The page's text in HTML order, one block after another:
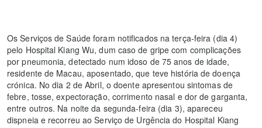
Os Serviços de Saúde foram notificados na terça-feira (dia 4)
pelo Hospital Kiang Wu, dum caso de gripe com complicações
por pneumonia, detectado num idoso de 75 anos de idade,
residente de Macau, aposentado, que teve história de doença
crónica. No dia 2 de Abril, o doente apresentou sintomas de
febre, tosse, expectoração, corrimento nasal e dor de garganta,
entre outros. Na noite da segunda-feira (dia 3), apareceu
dispneia e recorreu ao Serviço de Urgência do Hospital Kiang